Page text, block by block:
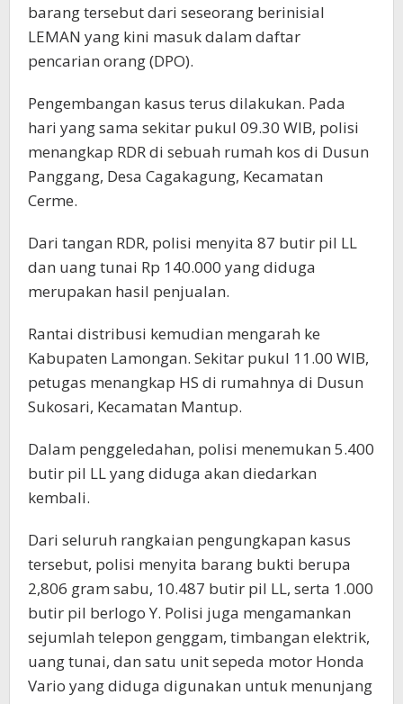
barang tersebut dari seseorang berinisial
LEMAN yang kini masuk dalam daftar
pencarian orang (DPO).
Pengembangan kasus terus dilakukan. Pada
hari yang sama sekitar pukul 09.30 WIB, polisi
menangkap RDR di sebuah rumah kos di Dusun
Panggang, Desa Cagakagung, Kecamatan
Cerme.
Dari tangan RDR, polisi menyita 87 butir pil LL
dan uang tunai Rp 140.000 yang diduga
merupakan hasil penjualan.
Rantai distribusi kemudian mengarah ke
Kabupaten Lamongan. Sekitar pukul 11.00 WIB,
petugas menangkap HS di rumahnya di Dusun
Sukosari, Kecamatan Mantup.
Dalam penggeledahan, polisi menemukan 5.400
butir pil LL yang diduga akan diedarkan
kembali.
Dari seluruh rangkaian pengungkapan kasus
tersebut, polisi menyita barang bukti berupa
2,806 gram sabu, 10.487 butir pil LL, serta 1.000
butir pil berlogo Y. Polisi juga mengamankan
sejumlah telepon genggam, timbangan elektrik,
uang tunai, dan satu unit sepeda motor Honda
Vario yang diduga digunakan untuk menunjang